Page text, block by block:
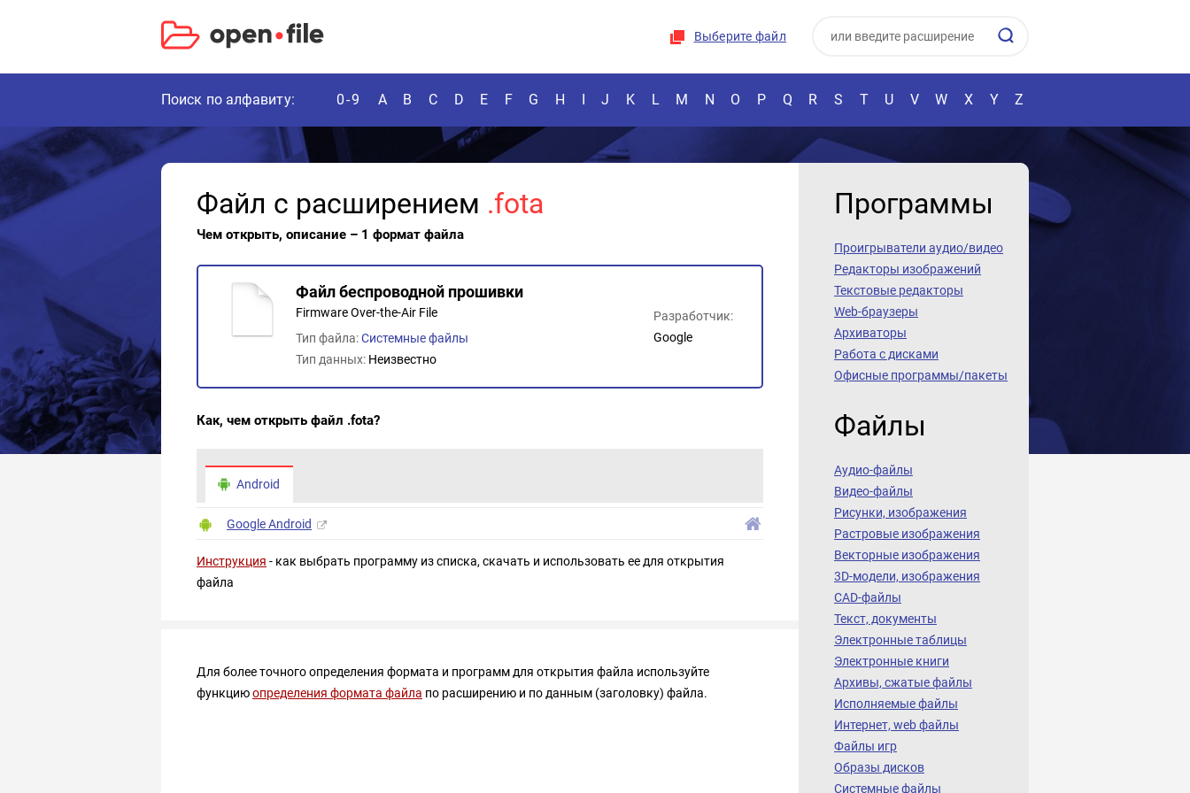
Выберите файл
Поиск по алфавиту: 0-9 A B C D E F G H I J K L M N O P Q R S T U V W X Y Z
Файл с расширением .fota
Чем открыть, описание – 1 формат файла
Файл беспроводной прошивки
Firmware Over-the-Air File
Тип файла:Системные файлы
Тип данных: Неизвестно
Разработчик:
Google
Как, чем открыть файл .fota?
Android
Google Android
Инструкция - как выбрать программу из списка, скачать и использовать ее для открытия
файла
Для более точного определения формата и программ для открытия файла используйте
функциюопределения формата файла по расширению и по данным (заголовку) файла.
Программы
Проигрыватели аудио/видео
Редакторы изображений
Текстовые редакторы
Web-браузеры
Архиваторы
Работа с дисками
Офисные программы/пакеты
Файлы
Аудио-файлы
Видео-файлы
Рисунки, изображения
Растровые изображения
Векторные изображения
3D-модели, изображения
CAD-файлы
Текст, документы
Электронные таблицы
Электронные книги
Архивы, сжатые файлы
Исполняемые файлы
Интернет, web файлы
Файлы игр
Образы дисков
Системные файлы